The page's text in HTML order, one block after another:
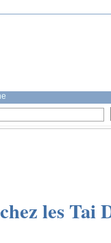
les Tai